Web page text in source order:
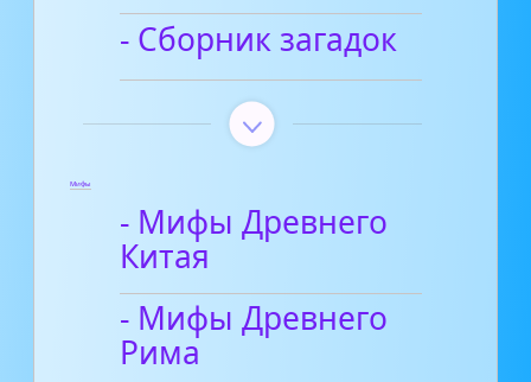
- Сборник загадок
Мифы
- Мифы Древнего
Китая
- Мифы Древнего
Рима